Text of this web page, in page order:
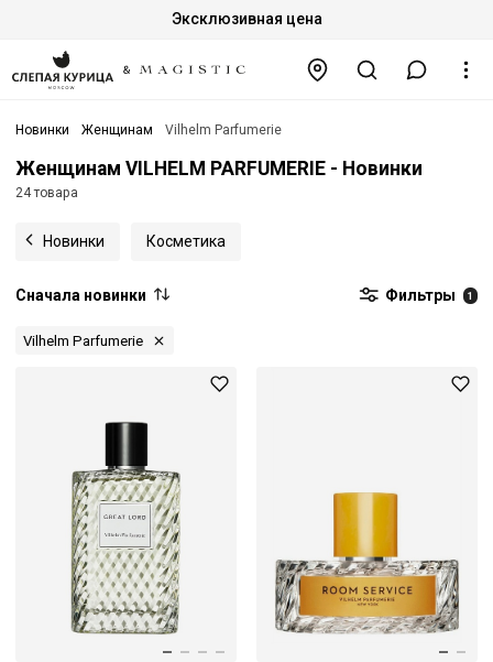
Эксклюзивная цена
Новинки Женщинам Vilhelm Parfumerie
Женщинам VILHELM PARFUMERIE - Новинки
24 товара
Новинки Косметика
Сначала новинки Фильтры 1
Vilhelm Parfumerie